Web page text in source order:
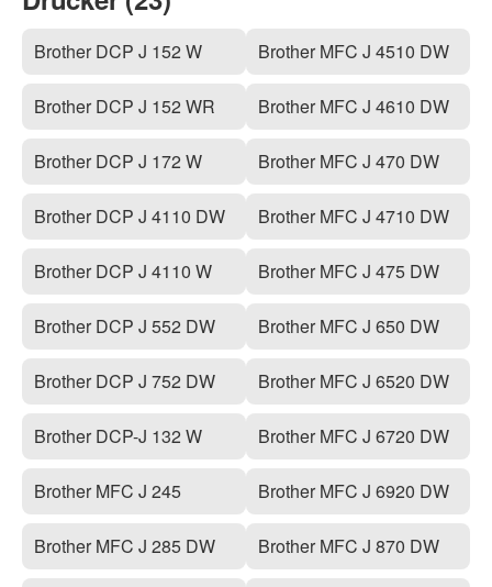
Brother DCP J 152 W
Brother DCP J 152 WR
Brother DCP J 172 W
Brother DCP J 4110 DW
Brother DCP J 4110 W
Brother DCP J 552 DW
Brother DCP J 752 DW
Brother DCP-J 132 W
Brother MFC J 245
Brother MFC J 285 DW
Brother MFC J 4510 DW
Brother MFC J 4610 DW
Brother MFC J 470 DW
Brother MFC J 4710 DW
Brother MFC J 475 DW
Brother MFC J 650 DW
Brother MFC J 6520 DW
Brother MFC J 6720 DW
Brother MFC J 6920 DW
Brother MFC J 870 DW